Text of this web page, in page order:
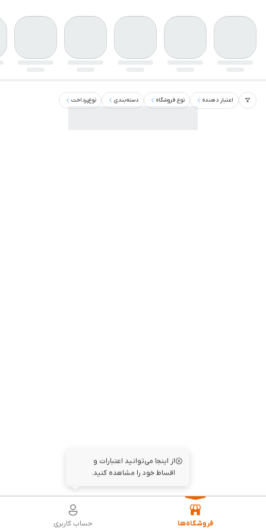
اعتبار دهنده نوع فروشگاه دسته‌بندی نوع‌پرداخت
فروشگاه‌ها
از اینجا می‌توانید اعتبارات و
اقساط خود را مشاهده کنید.
حساب کاربری